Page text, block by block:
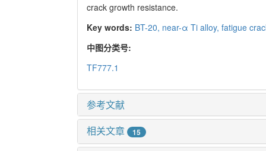
crack growth resistance.
Key words: BT-20, near-α Ti alloy, fatigue
中图分类号:
TF777.1
参考文献
相关文章
15